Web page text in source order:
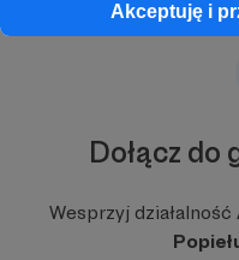
Akceptuję i
Dołącz do
Wesprzyj działalność